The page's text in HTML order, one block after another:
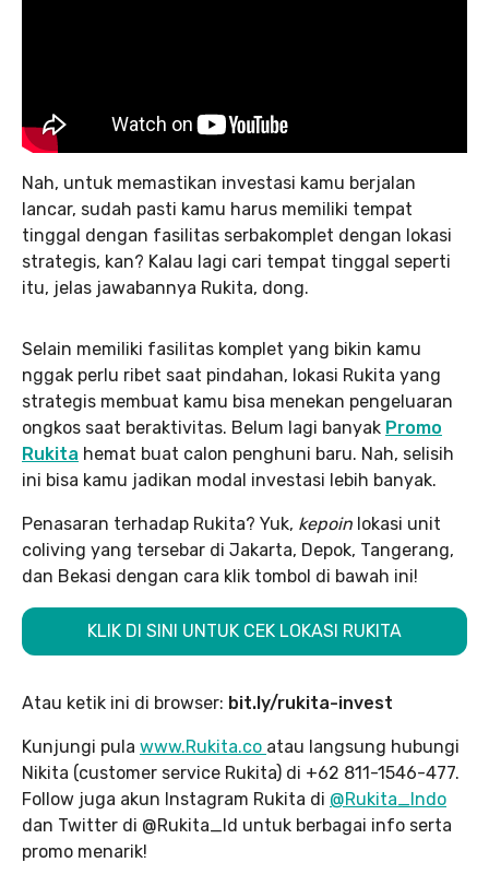
Nah, untuk memastikan investasi kamu berjalan
lancar, sudah pasti kamu harus memiliki tempat
tinggal dengan fasilitas serbakomplet dengan lokasi
strategis, kan? Kalau lagi cari tempat tinggal seperti
itu, jelas jawabannya Rukita, dong.
Selain memiliki fasilitas komplet yang bikin kamu
nggak perlu ribet saat pindahan, lokasi Rukita yang
strategis membuat kamu bisa menekan pengeluaran
ongkos saat beraktivitas. Belum lagi banyak Promo
Rukita hemat buat calon penghuni baru. Nah, selisih
ini bisa kamu jadikan modal investasi lebih banyak.
Penasaran terhadap Rukita? Yuk, kepoin lokasi unit
coliving yang tersebar di Jakarta, Depok, Tangerang,
dan Bekasi dengan cara klik tombol di bawah ini!
KLIK DI SINI UNTUK CEK LOKASI RUKITA
Atau ketik ini di browser: bit.ly/rukita-invest
Kunjungi pula www.Rukita.co atau langsung hubungi
Nikita (customer service Rukita) di +62 811-1546-477.
Follow juga akun Instagram Rukita di @Rukita_Indo
dan Twitter di @Rukita_Id untuk berbagai info serta
promo menarik!